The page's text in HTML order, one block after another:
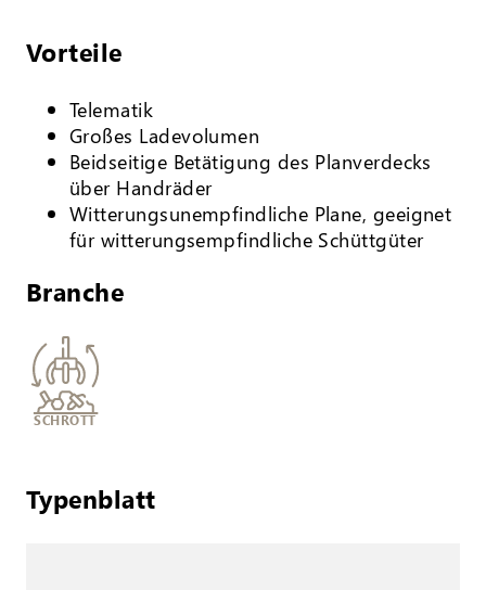
Vorteile
Telematik
Großes Ladevolumen
Beidseitige Betätigung des Planverdecks
über Handräder
Witterungsunempfindliche Plane, geeignet
für witterungsempfindliche Schüttgüter
Branche
SCHROTT
Typenblatt